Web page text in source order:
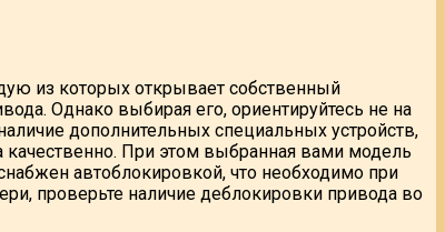
из которых открывает собственный
Однако выбирая его, ориентируйтесь не на
дополнительных специальных устройств,
качественно. При этом выбранная вами модель
автоблокировкой, что необходимо при
проверьте наличие деблокировки привода во